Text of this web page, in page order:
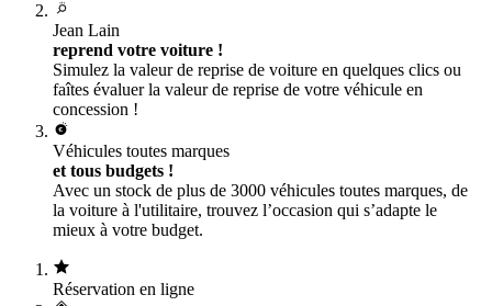
Jean Lain
reprend votre voiture !
Simulez la valeur de reprise de voiture en quelques clics ou
faîtes évaluer la valeur de reprise de votre véhicule en
concession !
Véhicules toutes marques
et tous budgets !
Avec un stock de plus de 3000 véhicules toutes marques, de
la voiture à l'utilitaire, trouvez l’occasion qui s’adapte le
mieux à votre budget.
Réservation en ligne